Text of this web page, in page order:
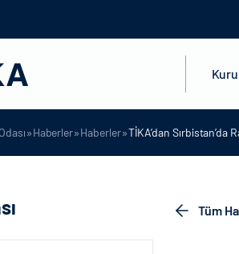
»Haberler»Haberler»TİKA’dan Sırbistan’da
Tüm